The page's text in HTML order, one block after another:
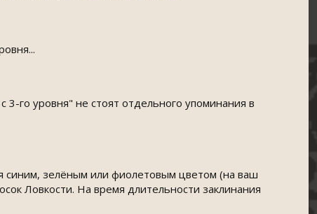
3-го уровня" не стоят отдельного упоминания в
синим, зелёным или фиолетовым цветом (на ваш
Ловкости. На время длительности заклинания